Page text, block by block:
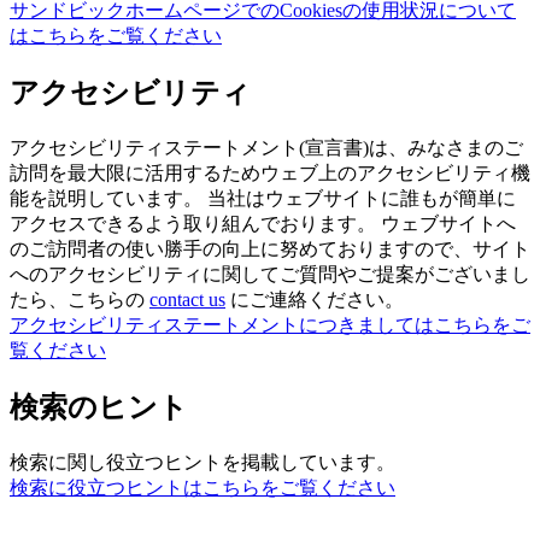
サンドビックホームページでのCookiesの使用状況について
はこちらをご覧ください
アクセシビリティ
アクセシビリティステートメント(宣言書)は、みなさまのご
訪問を最大限に活用するためウェブ上のアクセシビリティ機
能を説明しています。 当社はウェブサイトに誰もが簡単に
アクセスできるよう取り組んでおります。 ウェブサイトへ
のご訪問者の使い勝手の向上に努めておりますので、サイト
へのアクセシビリティに関してご質問やご提案がございまし
たら、こちらの contact us にご連絡ください。
アクセシビリティステートメントにつきましてはこちらをご
覧ください
検索のヒント
検索に関し役立つヒントを掲載しています。
検索に役立つヒントはこちらをご覧ください